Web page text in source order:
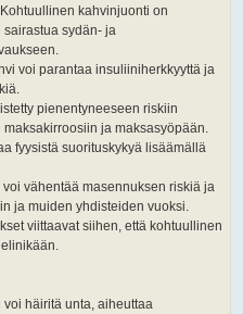
kahvinjuonti on
sydän- ja
voi parantaa insuliiniherkkyyttä ja
pienentyneeseen riskiin
ja maksasyöpään.
fyysistä suorituskykyä lisäämällä
vähentää masennuksen riskiä ja
ja muiden yhdisteiden vuoksi.
viittaavat siihen, että kohtuullinen
häiritä unta, aiheuttaa